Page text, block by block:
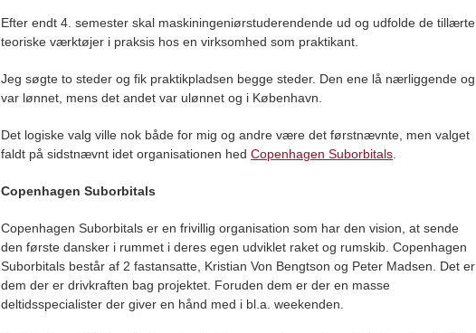
Efter endt 4. semester skal maskiningeniørstuderendende ud og udfolde de tillærte
teoriske værktøjer i praksis hos en virksomhed som praktikant.
Jeg søgte to steder og fik praktikpladsen begge steder. Den ene lå nærliggende og
var lønnet, mens det andet var ulønnet og i København.
Det logiske valg ville nok både for mig og andre være det førstnævnte, men valget
faldt på sidstnævnt idet organisationen hedCopenhagen Suborbitals
Copenhagen Suborbitals
Copenhagen Suborbitals er en frivillig organisation som har den vision, at sende
den første dansker i rummet i deres egen udviklet raket og rumskib. Copenhagen
Suborbitals består af 2 fastansatte, Kristian Von Bengtson og Peter Madsen. Det er
dem der er drivkraften bag projektet. Foruden dem er der en masse
deltidsspecialister der giver en hånd med i bl.a. weekenden.